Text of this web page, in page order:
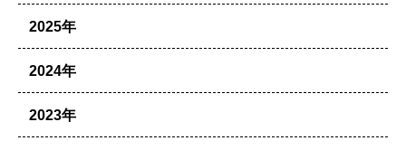
2025年
2024年
2023年